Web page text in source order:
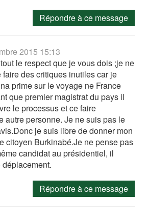
Répondre à ce message
2015 15:13
le respect que je vous dois ;je ne
des critiques inutiles car je
prime sur le voyage ne France
que premier magistrat du pays il
le processus et ce faire
autre personne. Je ne suis pas le
je suis libre de donner mon
citoyen Burkinabé.Je ne pense pas
candidat au présidentiel, il
déplacement.
Répondre à ce message